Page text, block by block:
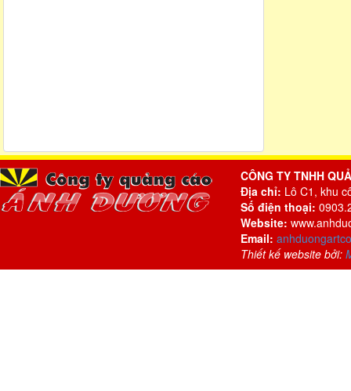
CÔNG TY TNHH
Địa chỉ: Lô C1, khu
Số điện thoại:
Website:
Email:
Thiết kế website bởi: